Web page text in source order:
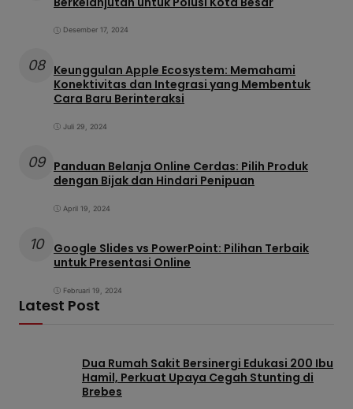
Desember 17, 2024
08 Keunggulan Apple Ecosystem: Memahami
Konektivitas dan Integrasi yang Membentuk
Cara Baru Berinteraksi
Juli 29, 2024
09 Panduan Belanja Online Cerdas: Pilih Produk
dengan Bijak dan Hindari Penipuan
April 19, 2024
10
Google Slides vs PowerPoint: Pilihan Terbaik
untuk Presentasi Online
Februari 19, 2024
Latest Post
Dua Rumah Sakit Bersinergi Edukasi 200 Ibu
Hamil, Perkuat Upaya Cegah Stunting di
Brebes